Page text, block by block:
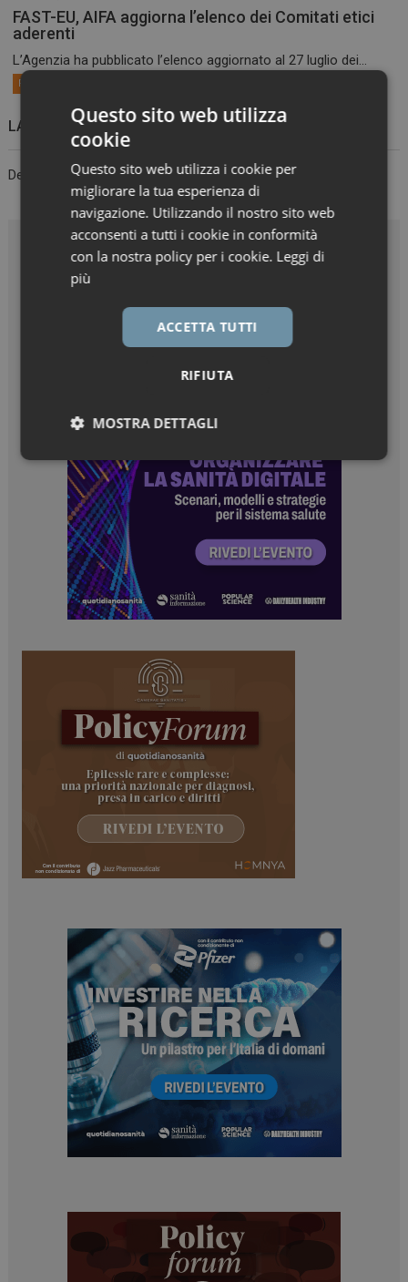
FAST-EU, AIFA aggiorna l’elenco dei Comitati etici
aderenti
L’Agenzia ha pubblicato l’elenco aggiornato al 27 luglio dei...
Primo Piano
LASCIA UN COMMENTO
Devi essereconnessoper inviare un commento.
Questo sito web utilizza
cookie
Questo sito web utilizza i cookie per
migliorare la tua esperienza di
navigazione. Utilizzando il nostro sito web
acconsenti a tutti i cookie in conformità
con la nostra policy per i cookie. Leggi di
più
ACCETTA TUTTI
RIFIUTA
MOSTRA DETTAGLI
Necessari Marketing
Necessari
I cookie necessari contribuiscono a rendere fruibile il
navigazione sulle pagine e l'accesso alle aree
protette del sito. Il sito web non è in grado di
funzionare correttamente senza questi cookie.
NOME
FORNITORE / DOMINIO
_ga
Google LLC
.dailyhealthindustry.it
.www.dailyhealthindustry.it